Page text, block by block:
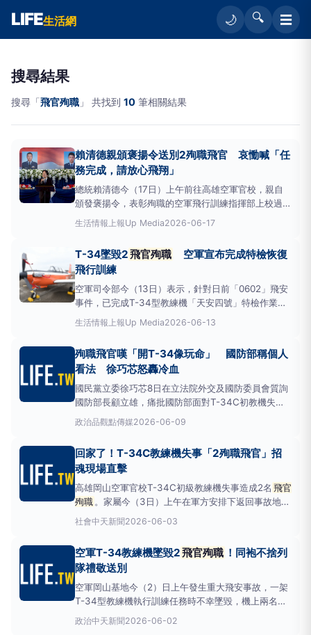
LIFE生活網 🌙 🔍 ☰
搜尋結果
搜尋「飛官殉職 」 共找到 10 筆相關結果
賴清德親頒褒揚令送別2殉職飛官 哀慟喊「任
務完成，請放心飛翔」
總統賴清德今（17日）上午前往高雄空軍官校，親自
頒發褒揚令，表彰殉職的空軍飛行訓練指揮部上校過俊
男及盧季佑，肯定兩人長年投入飛行訓練、培育後進的
貢獻。賴清德並代表國家與全體國人，向兩位飛官及其
行 親頒褒揚令致敬 褒揚令分別由過俊男、盧季佑
生活情報 上報Up Media2026-06-17
T-34墜毀2飛官殉職
空軍宣布完成特檢恢復
飛行訓練
空軍司令部今（13日）表示，針對日前「0602」飛安
事件，已完成T-34型教練機「天安四號」特檢作業，
並於今日恢復飛行訓練。不過調查工作仍持續進行中，
將持續針對相關肇因進一步釐清。空軍司令部進一步說
檢查，並對人員實施學、術科及模擬機加強訓練，以確
保
生活情報 上報Up Media2026-06-13
殉職飛官嘆「開T-34像玩命」 國防部稱個人
看法 徐巧芯怒轟冷血
國民黨立委徐巧芯8日在立法院外交及國防委員會質詢
國防部長顧立雄，痛批國防部面對T-34C初教機失事
事件態度冷血，對老舊機隊汰換毫無明確方向，直呼
「飛官不是消耗品」。空軍飛行訓練指揮部機號3414
校飛官殉職 。事故後，外界翻出
政治品觀點傳媒2026-06-09
回家了！T-34C教練機失事「2殉職飛官」招
魂現場直擊
高雄岡山空軍官校T-34C初級教練機失事造成2名 飛官
殉職 。家屬今（3日）上午在軍方安排下返回事故地點
招魂，現場氣氛哀戚。軍方已封鎖並保全墜機現場，下
午將進行遺體複驗，以進一步確認死因。家屬3日上午
3414的T-34C初級教練機，事發當天由主任教官盧季
佑
社會中天新聞2026-06-03
空軍T-34教練機墜毀2飛官殉職 ！同袍不捨列
隊禮敬送別
空軍岡山基地今（2）日上午發生重大飛安事故，一架
T-34型教練機執行訓練任務時不幸墜毀，機上兩名中
校飛官盧季佑及過俊男殉職。遺體移出作業完成後，同
袍列隊致敬送行，現場氣氛哀戚，兩人遺體於下午送至
政治中天新聞2026-06-02